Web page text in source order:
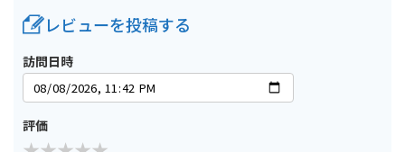
レビューを投稿する
訪問日時
評価